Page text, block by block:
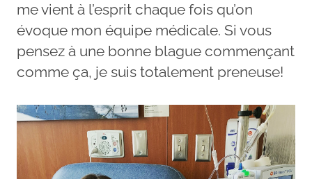
me vient à l’esprit chaque fois qu’on
évoque mon équipe médicale. Si vous
pensez à une bonne blague commençant
comme ça, je suis totalement preneuse!